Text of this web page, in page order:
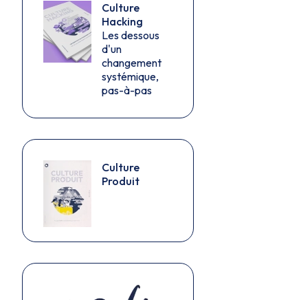
Culture
Hacking
Les dessous
d'un
changement
systémique,
pas-à-pas
Culture
Produit